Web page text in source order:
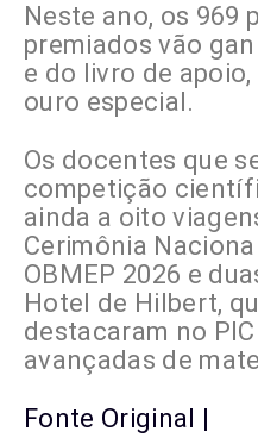
Neste ano, os 969
premiados vão
e do livro de
ouro especial.
Os docentes que
competição
ainda a oito
Cerimônia
OBMEP 2026 e
Hotel de Hilbert,
destacaram no
avançadas de
Fonte Original |